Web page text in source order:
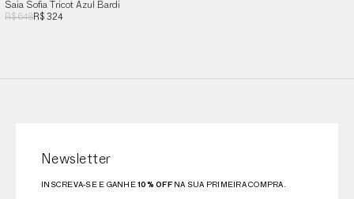
Saia Sofia Tricot Azul Bardi
R$ 648R$ 324
Newsletter
INSCREVA-SE E GANHE10% OFFNA SUA PRIMEIRA COMPRA.